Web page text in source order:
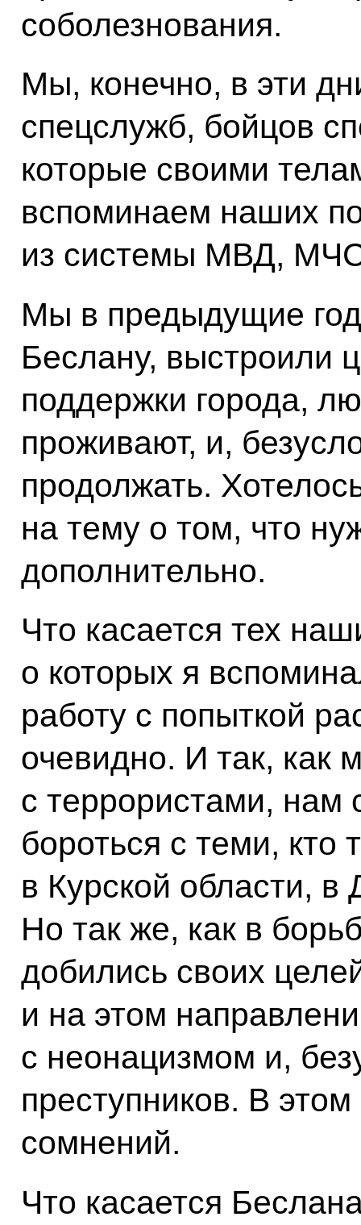
соболезнования.
Мы, конечно, в эти
спецслужб, бойцов
которые своими
вспоминаем наших
из системы МВД,
Мы в предыдущие
Беслану, выстроили
поддержки города,
проживают, и,
продолжать.
на тему о том, что
дополнительно.
Что касается тех
о которых я
работу с попыткой
очевидно. И так, как
с террористами, нам
бороться с теми, кто
в Курской области,
Но так же, как в
добились своих
и на этом
с неонацизмом и,
преступников. В
сомнений.
Что касается